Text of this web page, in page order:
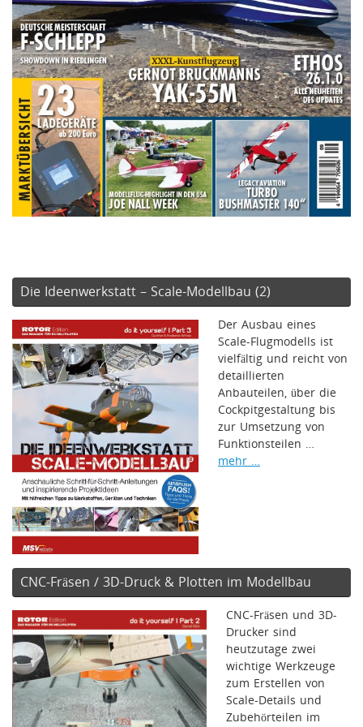
Die Ideenwerkstatt – Scale-Modellbau (2)
Der Ausbau eines
Scale-Flugmodells ist
vielfältig und reicht von
detaillierten
Anbauteilen, über die
Cockpitgestaltung bis
zur Umsetzung von
Funktionsteilen …
mehr …
CNC-Fräsen / 3D-Druck & Plotten im Modellbau
CNC-Fräsen und 3D-
Drucker sind
heutzutage zwei
wichtige Werkzeuge
zum Erstellen von
Scale-Details und
Zubehörteilen im